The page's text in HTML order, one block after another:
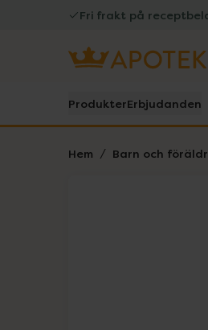
Fri frakt på
ProdukterErbjudanden
Hem Barn och
Lista: .